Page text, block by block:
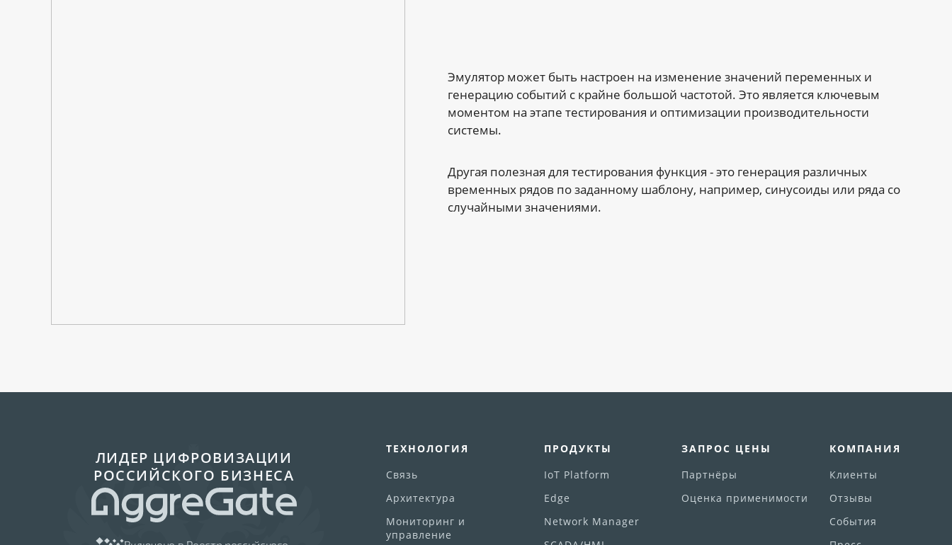
Эмулятор может быть настроен на изменение значений переменных и
генерацию событий с крайне большой частотой. Это является ключевым
моментом на этапе тестирования и оптимизации производительности
системы.
Другая полезная для тестирования функция - это генерация различных
временных рядов по заданному шаблону, например, синусоиды или ряда со
случайными значениями.
ЛИДЕР ЦИФРОВИЗАЦИИ
РОССИЙСКОГО БИЗНЕСА
ТЕХНОЛОГИЯ
Связь
Архитектура
Мониторинг и
управление
ПРОДУКТЫ
IoT Platform
Edge
Network Manager
ЗАПРОС ЦЕНЫ
Партнёры
Оценка применимости
КОМПАНИЯ
Клиенты
Отзывы
События